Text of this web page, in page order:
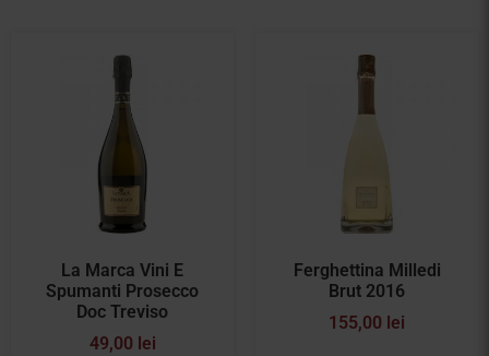
La Marca Vini E
Spumanti Prosecco
Doc Treviso
49,00 lei
Ferghettina Milledi
Brut 2016
155,00 lei